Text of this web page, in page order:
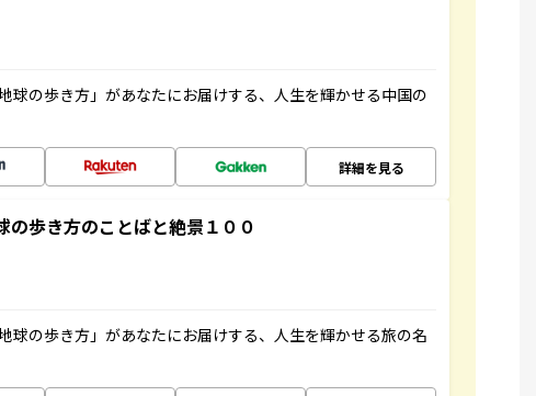
球の歩き方」があなたにお届けする、人生を輝かせる中国の
詳細を見る
歩き方のことばと絶景１００
球の歩き方」があなたにお届けする、人生を輝かせる旅の名